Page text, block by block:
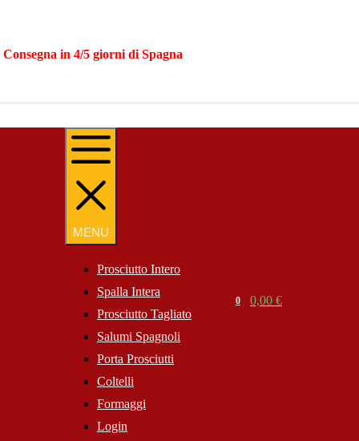
Consegna in 4/5 giorni di Spagna
MENU
MENU
Prosciutto Intero
Spalla Intera
Prosciutto Tagliato
Salumi Spagnoli
Porta Prosciutti
Coltelli
Formaggi
Login
Search0 0,00 €
Cart